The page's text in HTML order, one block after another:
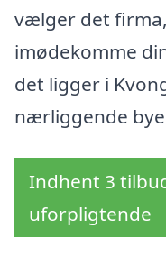
vælger det
imødekomme
det ligger i
nærliggende
Indhent 3
uforpligtende